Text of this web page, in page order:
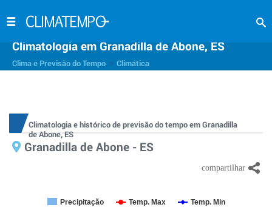
Climatologia em Granadilla de Abone, ES
Clima e Previsão do Tempo Climática
Climatologia e histórico de previsão do tempo em Granadilla
de Abone, ES
Granadilla de Abone - ES
Precipitação Temp. Max Temp. Min